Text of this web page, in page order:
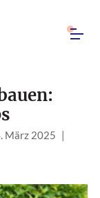
März 2025 |